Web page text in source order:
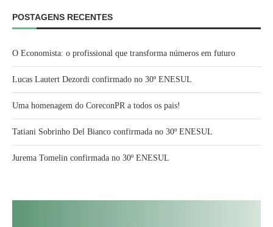
POSTAGENS RECENTES
O Economista: o profissional que transforma números em futuro
Lucas Lautert Dezordi confirmado no 30º ENESUL
Uma homenagem do CoreconPR a todos os pais!
Tatiani Sobrinho Del Bianco confirmada no 30º ENESUL
Jurema Tomelin confirmada no 30º ENESUL